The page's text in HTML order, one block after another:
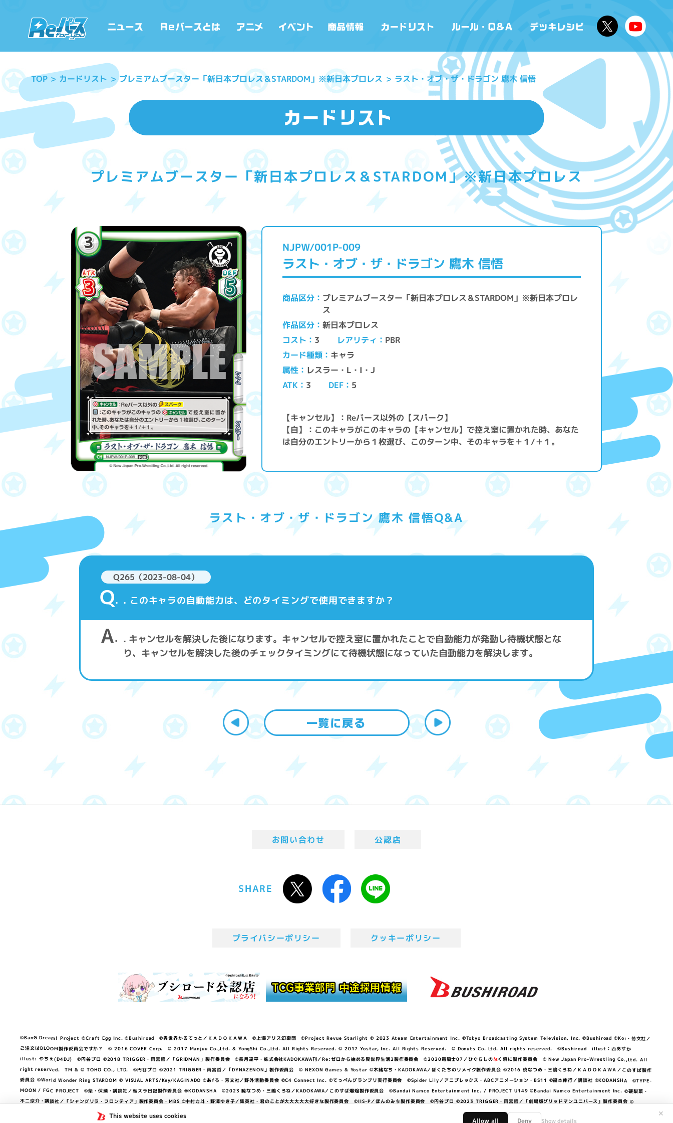
This website uses cookies
Allow all Deny Show details
✕
TOP カードリスト プレミアムブースター「新日本プロレス＆STARDOM」※新日本プロレス ラスト・オブ・ザ・ドラゴン 鷹木 信悟
プレミアムブースター「新日本プロレス＆STARDOM」※新日本プロレス
NJPW/001P-009
ラスト・オブ・ザ・ドラゴン 鷹木 信悟
商品区分 プレミアムブースター「新日本プロレス＆STARDOM」※新日本プロレ
ス
作品区分 新日本プロレス
コスト 3 レアリティ PBR
カード種類 キャラ
属性 レスラー・L・I・J
ATK 3 DEF 5
【キャンセル】：Reバース以外の【スパーク】
【自】：このキャラがこのキャラの【キャンセル】で控え室に置かれた時、あなた
は自分のエントリーから１枚選び、このターン中、そのキャラを＋１/＋１。
ラスト・オブ・ザ・ドラゴン 鷹木 信悟Q&A
Q265（2023-08-04）
Q . このキャラの自動能力は、どのタイミングで使用できますか？
A . キャンセルを解決した後になります。キャンセルで控え室に置かれたことで自動能力が発動し待機状態とな
り、キャンセルを解決した後のチェックタイミングにて待機状態になっていた自動能力を解決します。
お問い合わせ 公認店
SHARE
プライバシーポリシー クッキーポリシー
©BanG Dream! Project ©Craft Egg Inc. ©Bushiroad ©異世界かるてっと／ＫＡＤＯＫＡＷＡ ©上海アリス幻樂団 ©Project Revue Starlight © 2023 Ateam Entertainment Inc. ©Tokyo Broadcasting System Television, Inc. ©Bushiroad ©Koi・芳文社／
ご注文はBLOOM製作委員会ですか？ © 2016 COVER Corp. © 2017 Manjuu Co.,Ltd. & YongShi Co.,Ltd. All Rights Reserved. © 2017 Yostar, Inc. All Rights Reserved. © Donuts Co. Ltd. All rights reserved. ©Bushiroad illust：西あすか
illust: やちぇ(D4DJ) ©円谷プロ ©2018 TRIGGER・雨宮哲／「GRIDMAN」製作委員会 ©長月達平・株式会社KADOKAWA刊／Re:ゼロから始める異世界生活2製作委員会 ©2020竜騎士07／ひぐらしのなく頃に製作委員会 © New Japan Pro-Wrestling Co.,Ltd. All
right reserved. TM & © TOHO CO., LTD. ©円谷プロ ©2021 TRIGGER・雨宮哲／「DYNAZENON」製作委員会 © NEXON Games & Yostar ©木緒なち・KADOKAWA／ぼくたちのリメイク製作委員会 ©2016 暁なつめ・三嶋くろね／ＫＡＤＯＫＡＷＡ／このすば製作
委員会 ©World Wonder Ring STARDOM © VISUAL ARTS/Key/KAGINADO ©あfろ・芳文社／野外活動委員会 ©C4 Connect Inc. ©てっぺんグランプリ実行委員会 ©Spider Lily／アニプレックス・ABCアニメーション・BS11 ©福本伸行／講談社 ®KODANSHA ©TYPE-
MOON / FGC PROJECT ©柴・伏瀬・講談社／転スラ日記製作委員会 ®KODANSHA ©2023 暁なつめ・三嶋くろね／KADOKAWA／このすば爆焔製作委員会 ©Bandai Namco Entertainment Inc. / PROJECT U149 ©Bandai Namco Entertainment Inc. ©硬梨菜・
不二涼介・講談社／「シャングリラ・フロンティア」製作委員会・MBS ©中村力斗・野澤ゆき子／集英社・君のことが大大大大大好きな製作委員会 ©IIS-P／ぽんのみち製作委員会 ©円谷プロ ©2023 TRIGGER・雨宮哲／「劇場版グリッドマンユニバース」製作委員会 ©
NEXON Games／アビドス商店街 ©プロジェクトラブライブ！蓮ノ空女学院スクールアイドルクラブ ©「勇気爆発バーンブレイバーン」製作委員会